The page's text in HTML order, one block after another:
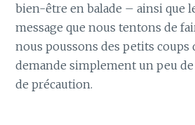
bien-être en balade – ainsi que
message que nous tentons de
nous poussons des petits coups
demande simplement un peu
de précaution.